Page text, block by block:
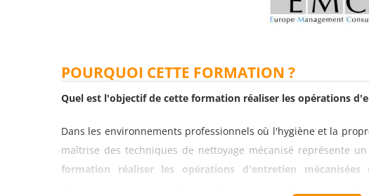
POURQUOI CETTE FORMATION ?
Quel est l'objectif de cette formation réaliser les opérations
Dans les environnements professionnels où l'hygiène et la
maîtrise des techniques de nettoyage mécanisé représente
formation réaliser les opérations d'entretien mécanisées